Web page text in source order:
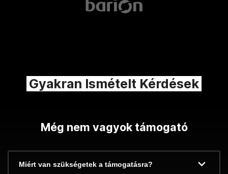
Gyakran Ismételt Kérdések
Még nem vagyok támogató
Miért van szükségetek a támogatásra?